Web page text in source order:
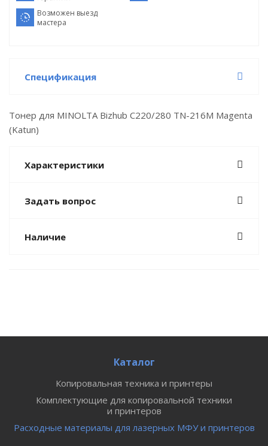
Возможен выезд
мастера
Спецификация
Тонер для MINOLTA Bizhub С220/280 TN-216M Magenta
(Katun)
Характеристики
Задать вопрос
Наличие
Каталог
Копировальная техника и принтеры
Комплектующие для копировальной техники
и принтеров
Расходные материалы для лазерных МФУ и принтеров